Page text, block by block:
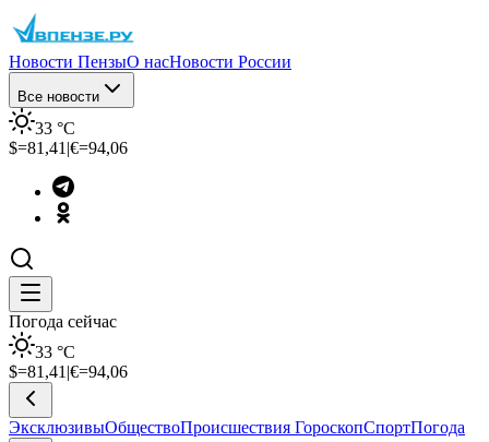
Новости ПензыО насНовости России
Все новости
33 °C
$=81,41 |€=94,06
Погода сейчас
33 °C
$=81,41 |€=94,06
ЭксклюзивыОбществоПроисшествия ГороскопСпортПогода